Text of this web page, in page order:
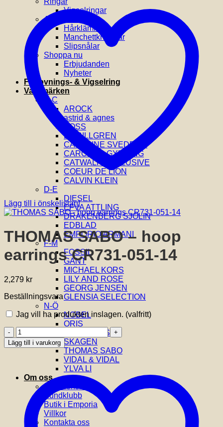
Vigselringar
Accessoarer
Hårklämmor
Manchettknappar
Slipsnålar
Shoppa nu
Erbjudanden
Nyheter
Förlovnings- & Vigselring
Varumärken
A-C
AROCK
astrid & agnes
BOSS
BY BILLGREN
CAROLINE SVEDBOM
CAROLINA GYNNING
CATWALK EXCLUSIVE
COEUR DE LION
CALVIN KLEIN
D-E
DIESEL
EFVA ATTLING
DRAKENBERG SJÖLIN
EDBLAD
EMPORIO ARMANI
F-M
FOSSIL
GANT
MICHAEL KORS
LILY AND ROSE
GEORG JENSEN
GLENSIA SELECTION
N-Ö
NOBEL
ORIS
SIF JAKOBS
SKAGEN
THOMAS SABO
VIDAL & VIDAL
YLVA LI
Om oss
Om Glensia
Kundklubb
Butik i Emporia
Villkor
Kontakta oss
Lägg till i önskelistan!
THOMAS SABO – hoop
earrings CR731-051-14
2,279 kr
Beställningsvara
Jag vill ha produkten inslagen. (valfritt)
THOMAS
SABO
-
CR731-
mängd
Lägg till i varukorg